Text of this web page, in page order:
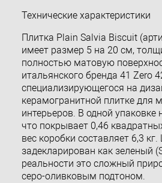
Технические характеристики
Плитка Plain Salvia Biscuit
имеет размер 5 на 20 см,
полностью матовую
итальянского бренда 41 Zero
специализирующегося на
керамогранитной плитке для
интерьеров. В одной упаковке
что покрывает 0,46
вес коробки составляет 6,3 кг.
задекларирован как зеленый
реальности это сложный
серо-оливковым подтоном.